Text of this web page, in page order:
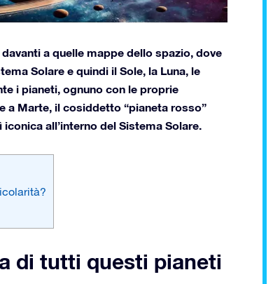
a quelle mappe dello spazio, dove
Solare e quindi il Sole, la Luna, le
i pianeti, ognuno con le proprie
a Marte, il cosiddetto “pianeta rosso”
all’interno del Sistema Solare.
di tutti questi pianeti